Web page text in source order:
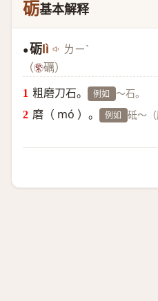
砺基本解释
●砺 lì ㄌㄧˋ
（
礪）
粗磨刀石。
例如 ～石。
磨（ mó ）。 例如 砥～（